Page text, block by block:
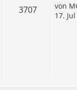
3707 von
17.